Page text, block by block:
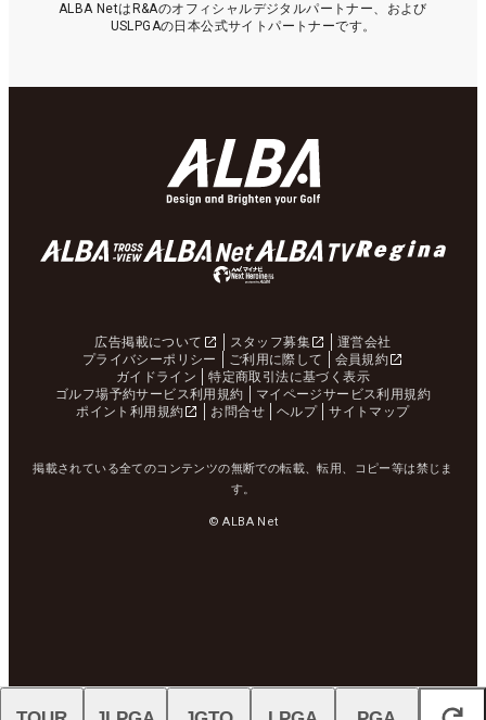
ALBA NetはR&Aのオフィシャルデジタルパートナー、および
USLPGAの日本公式サイトパートナーです。
広告掲載について スタッフ募集
運営会社
プライバシーポリシー
ご利用に際して
会員規約
ガイドライン
特定商取引法に基づく表示
ゴルフ場予約サービス利用規約
マイページサービス利用規約
ポイント利用規約
お問合せ ヘルプ サイトマップ
掲載されている全てのコンテンツの無断での転載、転用、コピー等は禁じま
す。
© ALBA Net